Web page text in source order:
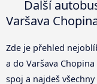
Další
Varšava
Zde je přehled
a do Varšava
spoj a najdeš